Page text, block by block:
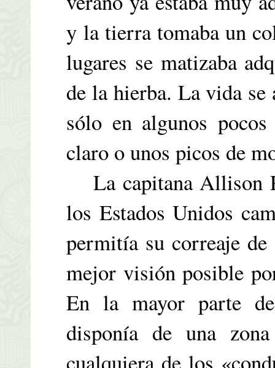
y la tierra tomaba un
lugares se matizaba
de la hierba. La vida se
sólo en algunos
claro o unos picos de
La capitana Allison
los Estados Unidos
permitía su correaje
mejor visión posible
En la mayor parte
disponía de una